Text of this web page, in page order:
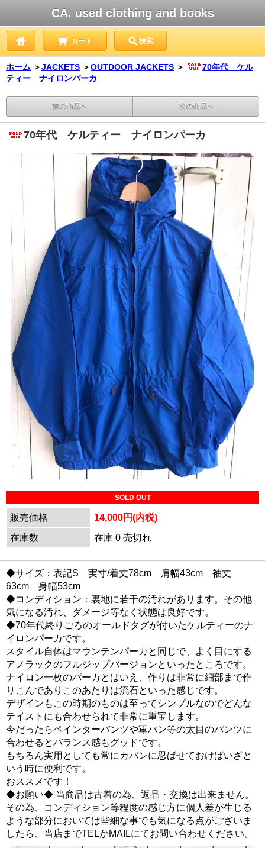
CA. used clothing and books
カート 検索
ホーム ＞JACKETS ＞OUTDOOR JACKETS ＞
70年代 ケル
ティー ナイロンパーカ
前の商品へ 次の商品へ
70年代 ケルティー ナイロンパーカ
SOLD OUT
販売価格
14,000円(内税)
在庫数
在庫 0 売切れ
◆サイズ：表記S 実寸/着丈78cm 肩幅43cm 袖丈
63cm 身幅53cm
◆コンディション：裏地に若干の汚れがあります。その他
気になる汚れ、ダメージ等なく状態は良好です。
◆70年代終りごろのオールドタグが付いたケルティーのナ
イロンパーカです。
スタイル自体はマウンテンパーカと同じで、よく目にする
アノラックのフルジップバージョンといったところです。
ナイロン一枚のパーカとはいえ、作りは非常に細部まで作
りこんでありこのあたりは流石といった感じです。
デザインもこの時期のものは至ってシンプルなのでどんな
テイストにも合わせられて非常に重宝します。
今だったらペインターパンツや軍パン等の太目のパンツに
合わせるとバランス感もグッドです。
もちろん実用としても常にカバンに忍ばせておけばいざと
いう時に便利です。
おススメです！
◆お願い◆ 当商品は古着の為、返品・交換は出来ません。
その為、コンディション等程度の感じ方に個人差が生じる
ような部分においては些細な事でも気になる点がございま
したら、当店までTELかMAILにてお問い合わせください。